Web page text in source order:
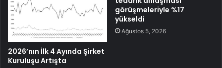
2026’nın İlk 4 Ayında Şirket
Kuruluşu Artışta
görüşmeleriyle %17
yükseldi
Ağustos 5, 2026